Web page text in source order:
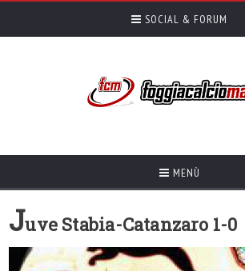
SOCIAL & FORUM
MENÙ
Juve Stabia-Catanzaro 1-0